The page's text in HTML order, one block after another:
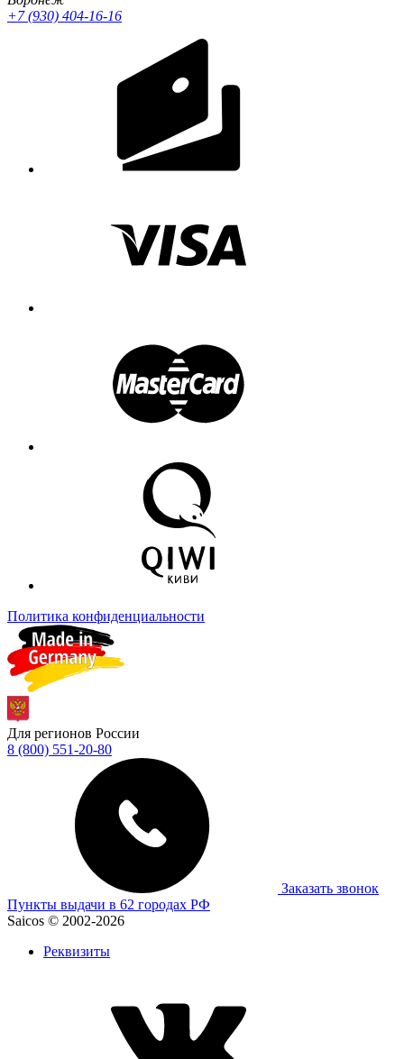
+7 (930) 404-16-16
Политика конфиденциальности
Для регионов России
8 (800) 551-20-80
Заказать звонок
Пункты выдачи в 62 городах РФ
Saicos © 2002-2026
Реквизиты